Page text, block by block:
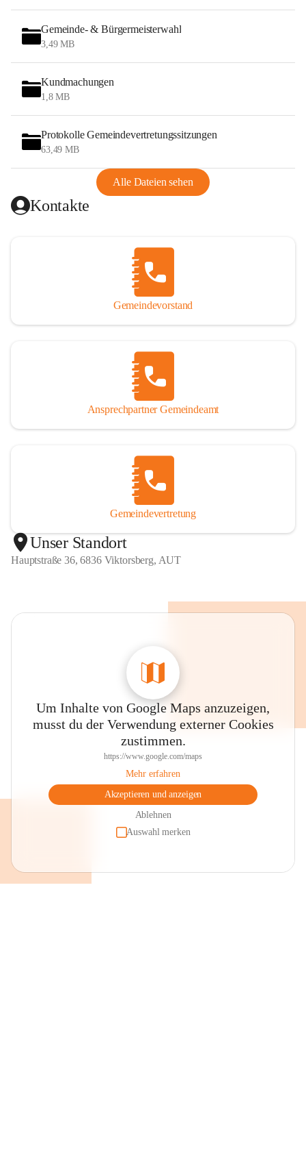
Gemeinde- & Bürgermeisterwahl
3,49 MB
Kundmachungen
1,8 MB
Protokolle Gemeindevertretungssitzungen
63,49 MB
Alle Dateien sehen
Kontakte
Gemeindevorstand
Ansprechpartner Gemeindeamt
Gemeindevertretung
Unser Standort
Hauptstraße 36, 6836 Viktorsberg, AUT
Um Inhalte von Google Maps anzuzeigen,
musst du der Verwendung externer Cookies
zustimmen.
https://www.google.com/maps
Mehr erfahren
Akzeptieren und anzeigen
Ablehnen
Auswahl merken